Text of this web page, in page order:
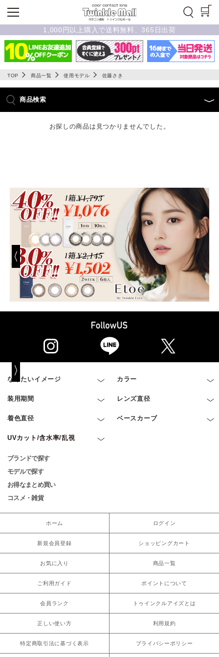
1,000円以上購入で送料無料、365日出荷
TOP 商品一覧 使用モデル 佐藤さき
商品検索
お探しの商品は見つかりませんでした。
なりたいイメージ カラー
装用期間 レンズ直径
着色直径 ベースカーブ
UVカット/含水率/乱視
ブランドで探す
モデルで探す
お得なまとめ買い
コスメ・雑貨
ホーム ログイン
新規会員登録 ショッピングカート
お気に入り 商品一覧
ご利用ガイド ポイントについて
会員ランク トゥインクルアイズとは
正しい使い方 利用規約
特定商取引法に基づく表示 プライバシーポリシー